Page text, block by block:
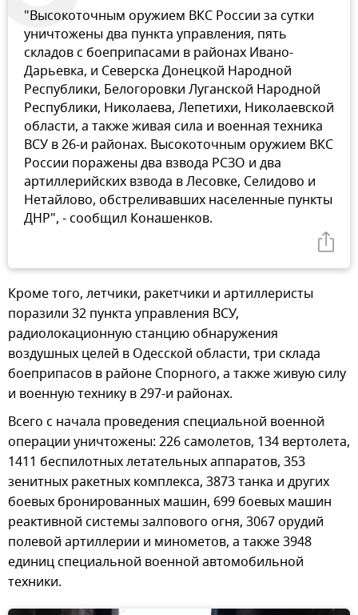
"Высокоточным оружием ВКС России за сутки
уничтожены два пункта управления, пять
складов с боеприпасами в районах Ивано-
Дарьевка, и Северска Донецкой Народной
Республики, Белогоровки Луганской Народной
Республики, Николаева, Лепетихи, Николаевской
области, а также живая сила и военная техника
ВСУ в 26-и районах. Высокоточным оружием ВКС
России поражены два взвода РСЗО и два
артиллерийских взвода в Лесовке, Селидово и
Нетайлово, обстреливавших населенные пункты
ДНР", - сообщил Конашенков.
Кроме того, летчики, ракетчики и артиллеристы
поразили 32 пункта управления ВСУ,
радиолокационную станцию обнаружения
воздушных целей в Одесской области, три склада
боеприпасов в районе Спорного, а также живую силу
и военную технику в 297-и районах.
Всего с начала проведения специальной военной
операции уничтожены: 226 самолетов, 134 вертолета,
1411 беспилотных летательных аппаратов, 353
зенитных ракетных комплекса, 3873 танка и других
боевых бронированных машин, 699 боевых машин
реактивной системы залпового огня, 3067 орудий
полевой артиллерии и минометов, а также 3948
единиц специальной военной автомобильной
техники.